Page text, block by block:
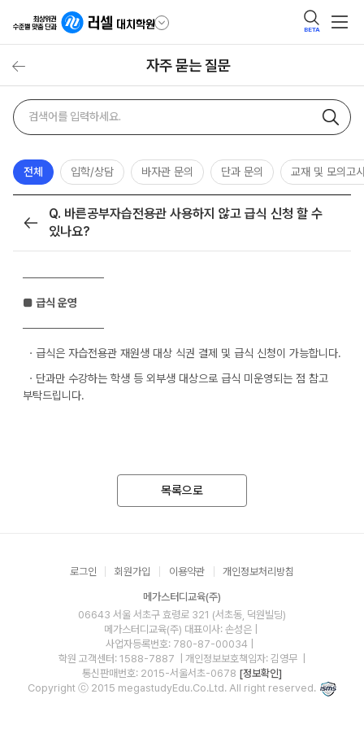
BETA
자주 묻는 질문
자주
묻는
검색
검색어
전체 입학/상담 바자관 문의 단과 문의 교재 및 모의고
목록
Q. 바른공부자습전용관 사용하지 않고 급식 신청 할 수
있나요?
──────────
■ 급식 운영
──────────
ㆍ급식은 자습전용관 재원생 대상 식권 결제 및 급식 신청이 가능합니다.
ㆍ단과만 수강하는 학생 등 외부생 대상으로 급식 미운영되는 점 참고
부탁드립니다.
목록으로
로그인 회원가입 이용약관 개인정보처리방침
메가스터디교육(주)
06643 서울 서초구 효령로 321 (서초동, 덕원빌딩)
메가스터디교육(주) 대표이사: 손성은 |
사업자등록번호: 780-87-00034
학원 고객센터: 1588-7887
| 개인정보보호책임자: 김영무
통신판매번호: 2015-서울서초-0678 [정보확인]
Copyright ⓒ 2015 megastudyEdu.Co.Ltd. All right reserved.